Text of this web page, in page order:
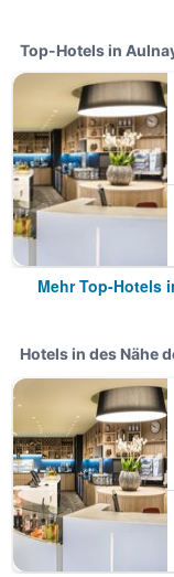
Top-Hotels in
Mehr Top-Hotels
Hotels in des Nähe